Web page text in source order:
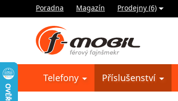
Poradna Magazín Prodejny (6)
Telefony Příslušenství